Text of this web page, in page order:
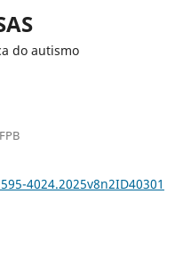
do autismo
4024.2025v8n2ID40301